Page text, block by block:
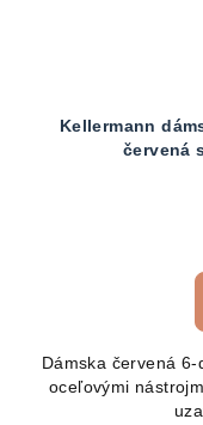
Kellermann
červená
Dámska červená
oceľovými